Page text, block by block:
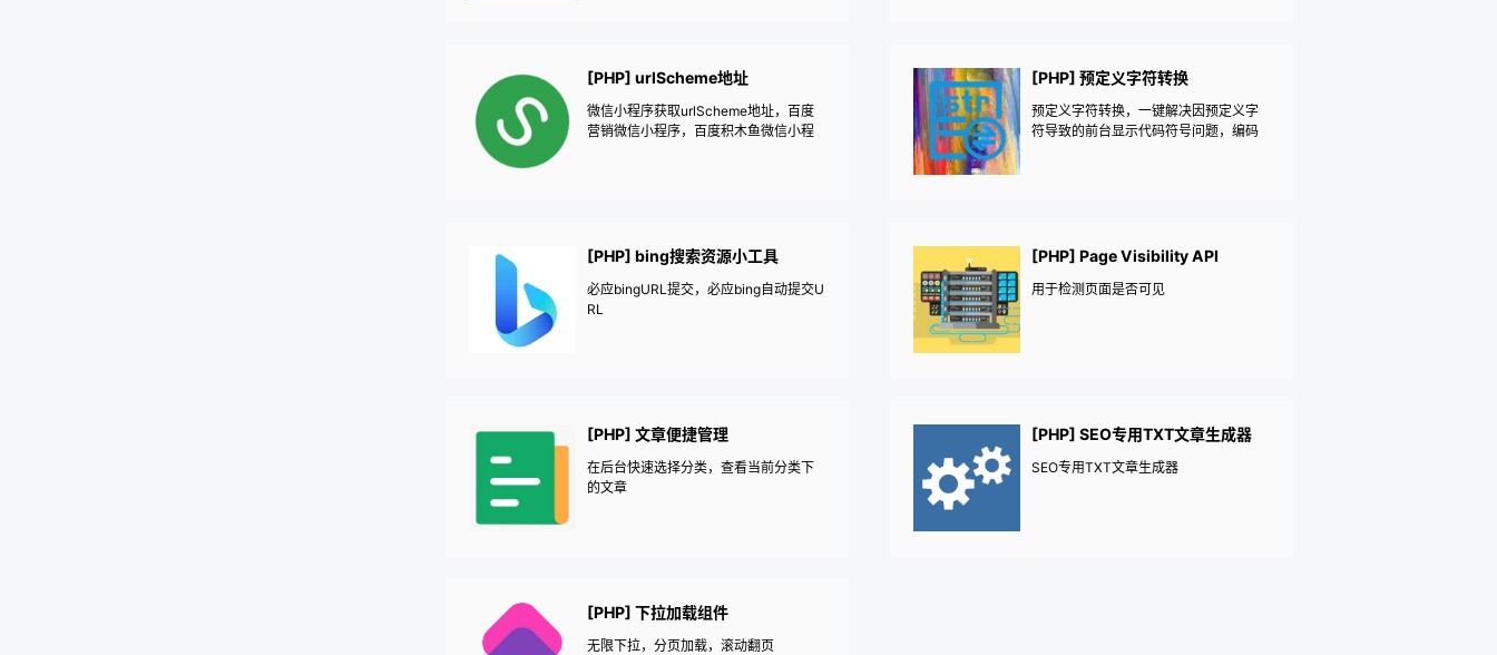
[PHP] urlScheme地址
微信小程序获取urlScheme地址，百度
营销微信小程序，百度积木鱼微信小程
[PHP] 预定义字符转换
预定义字符转换，一键解决因预定义字
符导致的前台显示代码符号问题，编码
[PHP] bing搜索资源小工具
必应bingURL提交，必应bing自动提交U
RL
[PHP] Page Visibility API
用于检测页面是否可见
[PHP] 文章便捷管理
在后台快速选择分类，查看当前分类下
的文章
[PHP] SEO专用TXT文章生成器
SEO专用TXT文章生成器
[PHP] 下拉加载组件
无限下拉，分页加载，滚动翻页